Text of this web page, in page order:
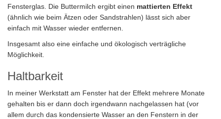
Fensterglas. Die Buttermilch ergibt einen mattierten Effekt
(ähnlich wie beim Ätzen oder Sandstrahlen) lässt sich aber
einfach mit Wasser wieder entfernen.
Insgesamt also eine einfache und ökologisch verträgliche
Möglichkeit.
Haltbarkeit
In meiner Werkstatt am Fenster hat der Effekt mehrere Monate
gehalten bis er dann doch irgendwann nachgelassen hat (vor
allem durch das kondensierte Wasser an den Fenstern in der